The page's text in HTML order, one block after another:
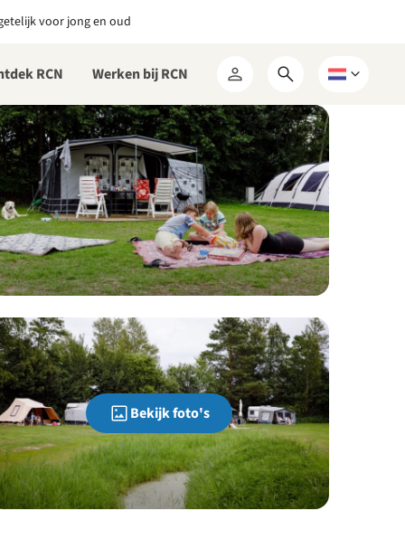
voor jong en oud
RCN Werken bij RCN
Mijn
RCN
Open
zoekformulier
Kies
taal
Bekijk foto's